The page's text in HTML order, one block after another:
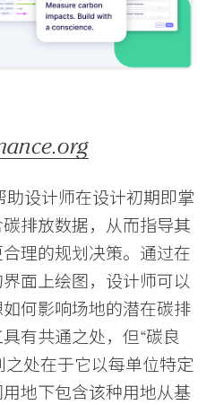
助设计师在设计初期即掌
排放数据，从而指导其
理的规划决策。通过在
面上绘图，设计师可以
何影响场地的潜在碳排
有共通之处，但“碳良
之处在于它以每单位特定
地下包含该种用地从基